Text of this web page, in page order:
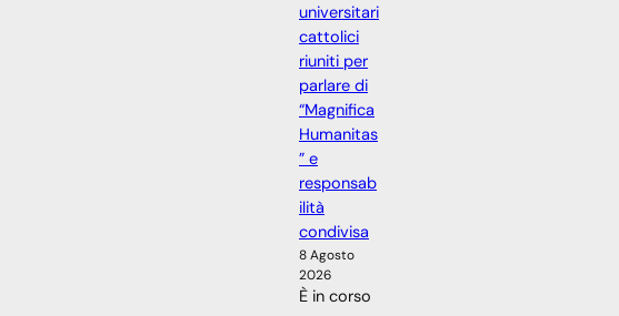
universitari
cattolici
riuniti per
parlare di
“Magnifica
Humanitas
” e
responsab
ilità
condivisa
8 Agosto
2026
È in corso